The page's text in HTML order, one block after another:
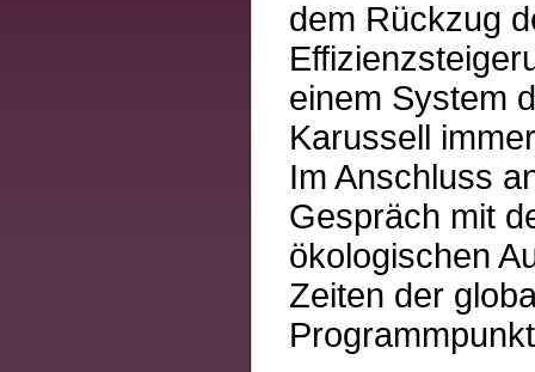
dem Rückzug
einem System
Karussell
Im Anschluss
Gespräch mit
ökologischen
Zeiten der